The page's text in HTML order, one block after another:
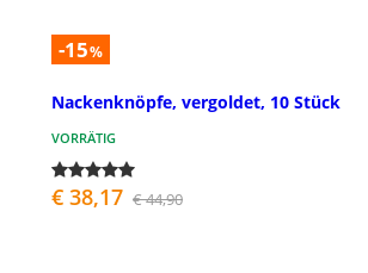
-15%
Nackenknöpfe, vergoldet, 10 Stück
VORRÄTIG
€ 38,17 € 44,90